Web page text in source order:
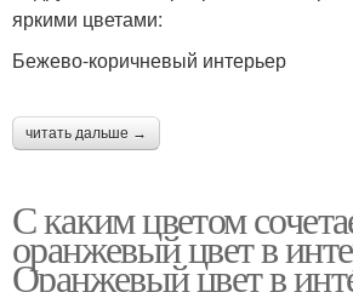
яркими цветами:
Бежево-коричневый интерьер
читать дальше →
С каким цветом
оранжевый цвет в
Оранжевый цвет в